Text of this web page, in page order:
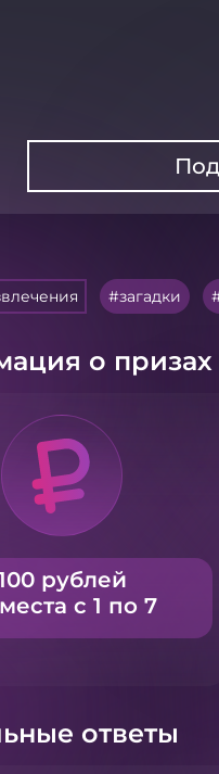
загадки
о призах
рублей
с 1 по 7
ответы